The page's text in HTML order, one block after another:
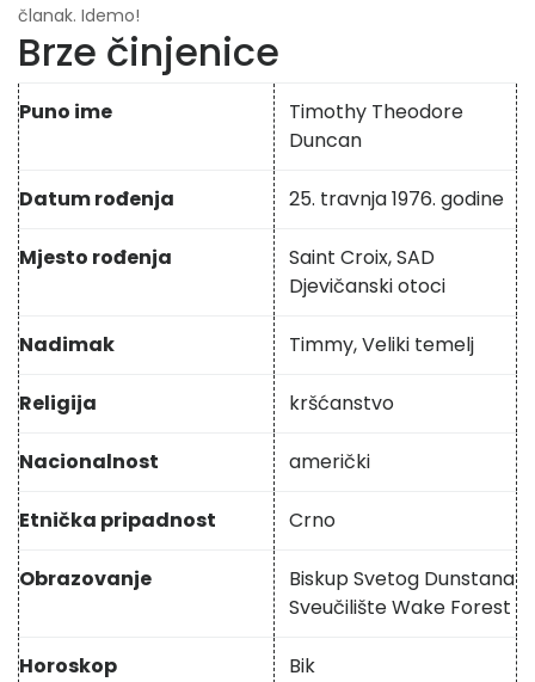
članak. Idemo!
Brze činjenice
Puno ime
Timothy Theodore
Duncan
Datum rođenja 25. travnja 1976. godine
Mjesto rođenja
Saint Croix, SAD
Djevičanski otoci
Nadimak Timmy, Veliki temelj
Religija kršćanstvo
Nacionalnost američki
Etnička pripadnost Crno
Obrazovanje
Biskup Svetog Dunstana
Sveučilište Wake Forest
Horoskop Bik